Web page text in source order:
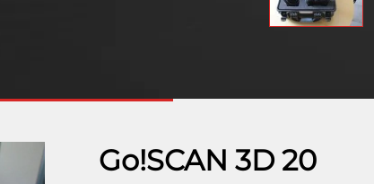
Go!SCAN 3D 20